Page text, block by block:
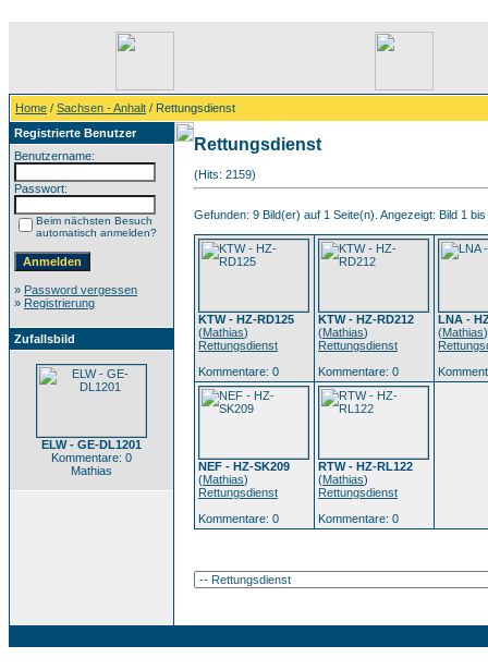
Home / Sachsen - Anhalt / Rettungsdienst
Registrierte Benutzer
Benutzername:
Passwort:
Beim nächsten Besuch
automatisch anmelden?
» Password vergessen
» Registrierung
Zufallsbild
ELW - GE-DL1201
Kommentare: 0
Mathias
Rettungsdienst
(Hits: 2159)
Gefunden: 9 Bild(er) auf 1 Seite(n). Angezeigt: Bild 1 bis
KTW - HZ-RD125
(Mathias)
Rettungsdienst
Kommentare: 0
KTW - HZ-RD212
(Mathias)
Rettungsdienst
Kommentare: 0
LNA -
(Mathias)
NEF - HZ-SK209
(Mathias)
Rettungsdienst
Kommentare: 0
RTW - HZ-RL122
(Mathias)
Rettungsdienst
Kommentare: 0